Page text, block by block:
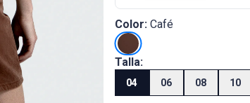
Color: Café
Talla:
04
06 08 10